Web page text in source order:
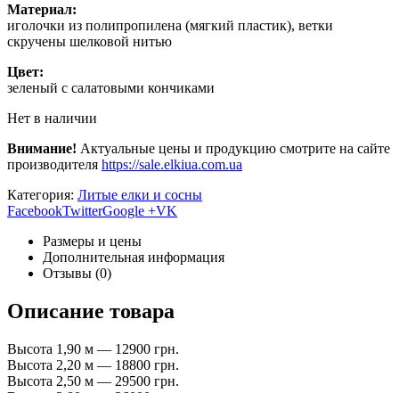
Материал:
иголочки из полипропилена (мягкий пластик), ветки
скручены шелковой нитью
Цвет:
зеленый с салатовыми кончиками
Нет в наличии
Внимание! Актуальные цены и продукцию смотрите на сайте
производителя https://sale.elkiua.com.ua
Категория: Литые елки и сосны
FacebookTwitterGoogle +VK
Размеры и цены
Дополнительная информация
Отзывы (0)
Описание товара
Высота 1,90 м — 12900 грн.
Высота 2,20 м — 18800 грн.
Высота 2,50 м — 29500 грн.